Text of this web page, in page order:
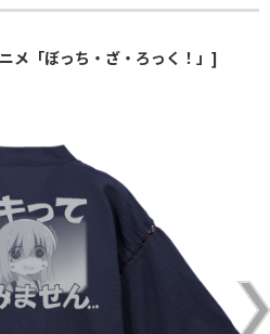
メ「ぼっち・ざ・ろっく！」]